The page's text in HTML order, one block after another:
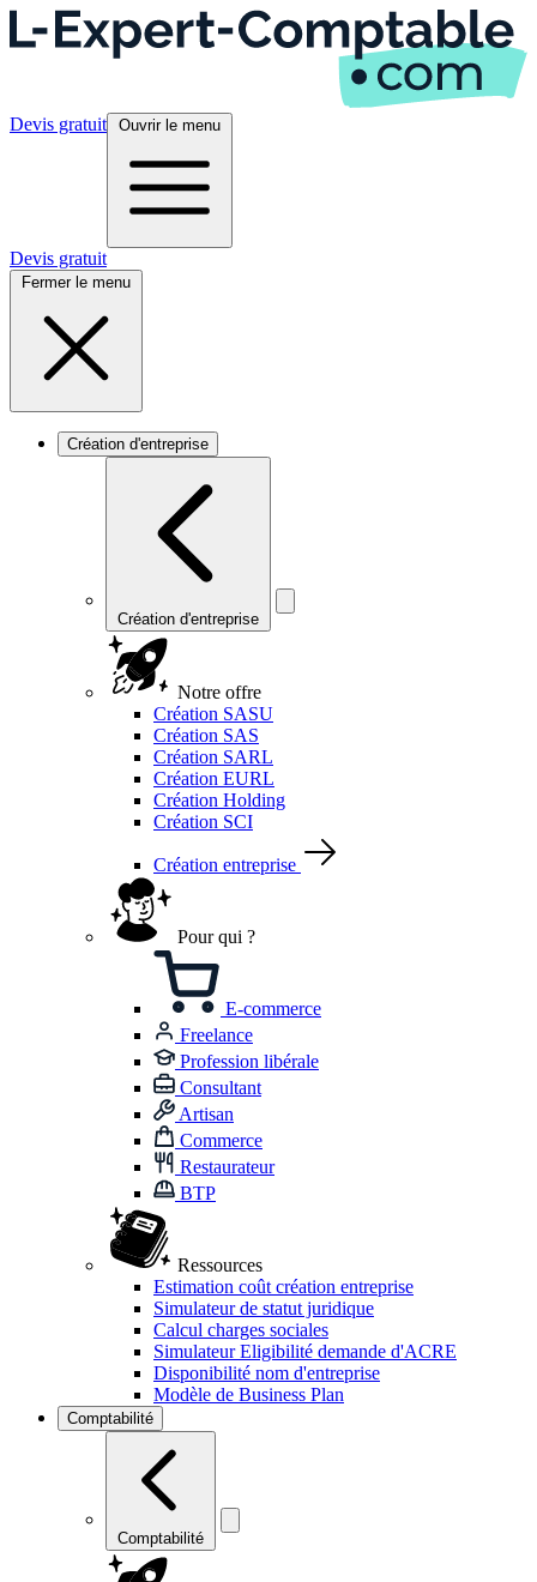
Devis gratuit Ouvrir le menu
Devis gratuit
Fermer le menu
Création d'entreprise
Création d'entreprise
Notre offre
Création SASU
Création SAS
Création SARL
Création EURL
Création Holding
Création SCI
Création entreprise
Pour qui ?
E-commerce
Freelance
Profession libérale
Consultant
Artisan
Commerce
Restaurateur
BTP
Ressources
Estimation coût création entreprise
Simulateur de statut juridique
Calcul charges sociales
Simulateur Eligibilité demande d'ACRE
Disponibilité nom d'entreprise
Modèle de Business Plan
Comptabilité
Comptabilité